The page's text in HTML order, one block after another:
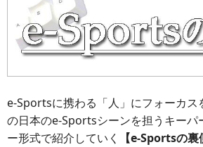
e-Sportsに携わる「人」にフォーカス
の日本のe-Sportsシーンを担うキーパ
ー形式で紹介していく
【e-Sportsの裏